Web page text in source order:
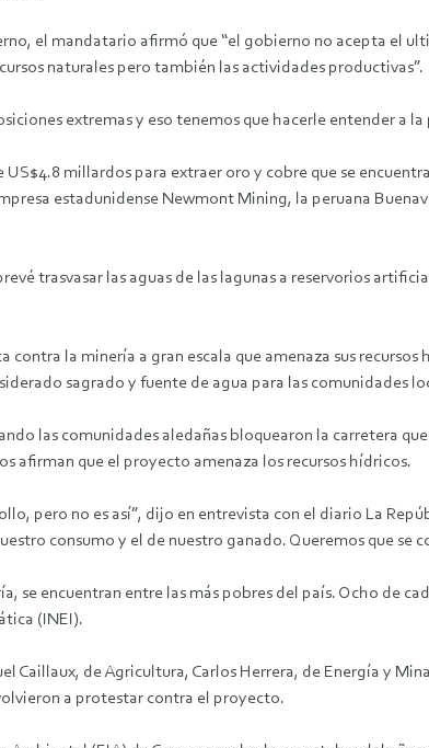
el mandatario afirmó que “el gobierno no acepta el
naturales pero también las actividades productivas”.
extremas y eso tenemos que hacerle entender a
millardos para extraer oro y cobre que se
estadunidense Newmont Mining, la peruana
trasvasar las aguas de las lagunas a reservorios
la minería a gran escala que amenaza sus
sagrado y fuente de agua para las comunidades
las comunidades aledañas bloquearon la carretera
afirman que el proyecto amenaza los recursos hídricos.
pero no es así”, dijo en entrevista con el diario La
consumo y el de nuestro ganado. Queremos que se
se encuentran entre las más pobres del país. Ocho de
(INEI).
de Agricultura, Carlos Herrera, de Energía y
a protestar contra el proyecto.